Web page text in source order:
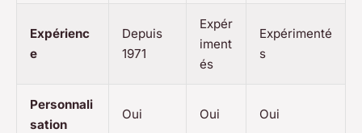
Expérienc
e
Depuis
1971
Expér
iment
és
Expérimenté
s
Personnali
sation
Oui Oui Oui